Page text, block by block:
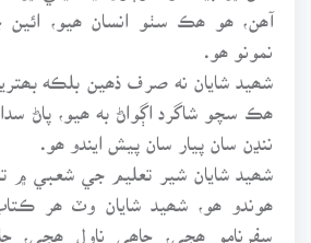
آھن، ھو ھڪ سٺو انسان ھيو، ائين
شھيد شايان نه صرف ذھين بلڪه
ھڪ سچو شاگرد اڳواڻ به ھيو، پاڻ
ننڍن سان پيار سان پيش ايندو ھو.
شھيد شايان شير تعليم جي شعبي ۾
ھوندو ھو، شھيد شايان وٽ ھر
سفرنامو ھجي، چاھي ناول ھجي،